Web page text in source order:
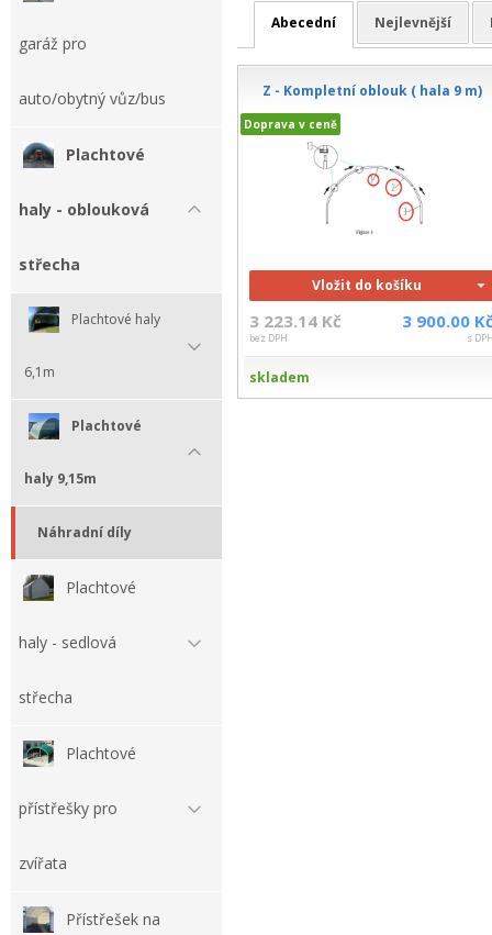
garáž pro
auto/obytný vůz/bus
Plachtové
haly - oblouková
střecha
Plachtové haly
6,1m
Plachtové
haly 9,15m
Náhradní díly
Plachtové
haly - sedlová
střecha
Plachtové
přístřešky pro
zvířata
Přístřešek na
Abecední Nejlevnější
Z - Kompletní oblouk ( hala 9 m)
Doprava v ceně
Vložit do košíku
3 223.14 Kč
bez DPH
3 900.00
s
skladem